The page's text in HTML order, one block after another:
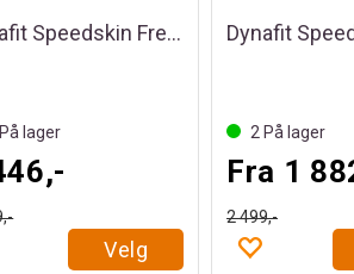
Dynafit Speedskin Free 97/Radical 97
På lager
Velg
2 På lager
Fra 1
2 499,-